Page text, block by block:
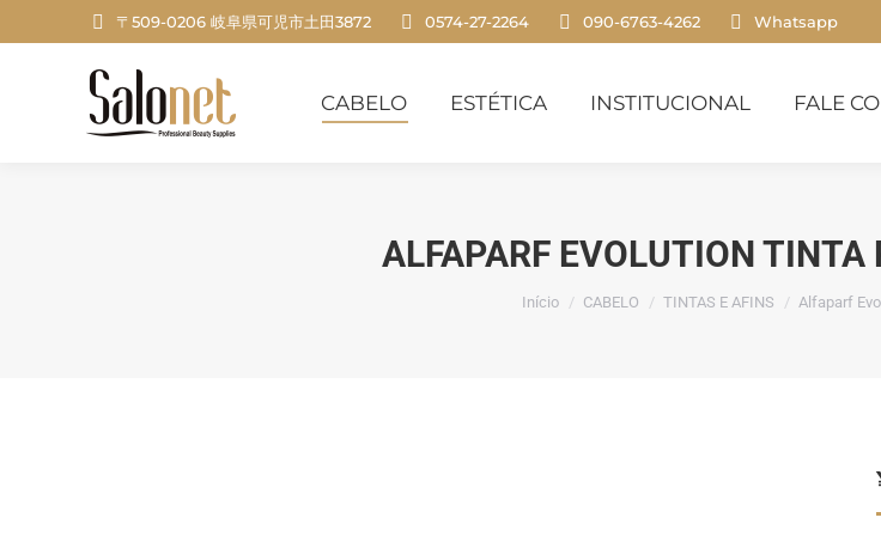
〒509-0206 岐阜県可児市土田3872 0574-27-2264 090-6763-4262 Whatsapp
CABELO ESTÉTICA INSTITUCIONAL FALE
ALFAPARF EVOLUTION
Você está aqui:
Início CABELO TINTAS E AFINS Alfaparf
CABELO ESTÉTICA INSTITUCIONAL FALE